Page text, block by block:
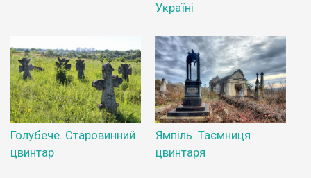
Україні
Голубече. Старовинний
цвинтар
Ямпіль. Таємниця
цвинтаря